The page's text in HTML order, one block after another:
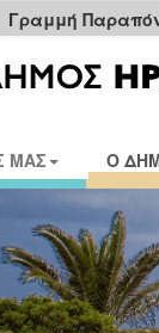
Γραμμή
ΜΑΣ Ο